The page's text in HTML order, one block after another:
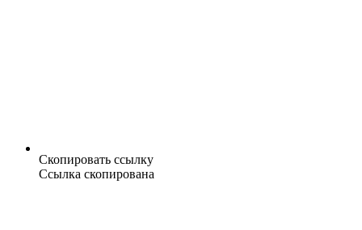
Скопировать ссылку
Ссылка скопирована